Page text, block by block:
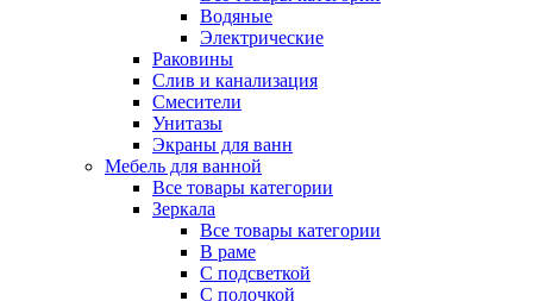
Водяные
Электрические
Раковины
Слив и канализация
Смесители
Унитазы
Экраны для ванн
Мебель для ванной
Все товары категории
Зеркала
Все товары категории
В раме
С подсветкой
С полочкой